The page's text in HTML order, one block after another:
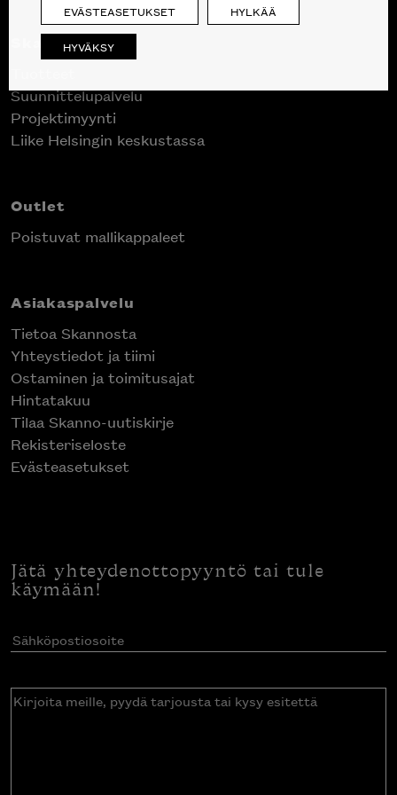
Skanno
Suunnittelupalvelu
Projektimyynti
Liike Helsingin keskustassa
Outlet
Poistuvat mallikappaleet
Asiakaspalvelu
Tietoa Skannosta
Yhteystiedot ja tiimi
Ostaminen ja toimitusajat
Hintatakuu
Tilaa Skanno-uutiskirje
Rekisteriseloste
Evästeasetukset
Jätä yhteydenottopyyntö tai tule
käymään!
Sähköpostiosoite(Pakollinen)
Kirjoita
EVÄSTEASETUKSET HYLKÄÄ
HYVÄKSY